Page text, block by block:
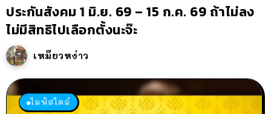
ประกันสังคม 1 มิ.ย. 69 – 15 ก.ค. 69 ถ้าไม่ลง
ไม่มีสิทธิไปเลือกตั้งนะจ๊ะ
เหมียวหง่าว
ไลฟ์สไตล์